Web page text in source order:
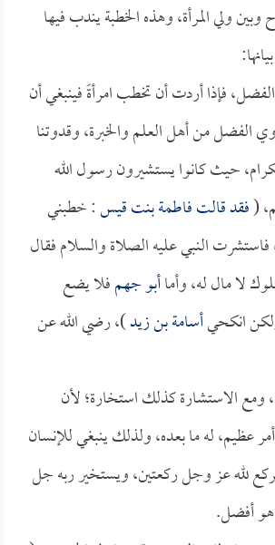
ولي المرأة، وهذه الخطبة يندب فيها
فإذا أردت أن تخطب امرأةً فينبغي أن
الفضل من أهل العلم والخبرة، وقدوتنا
حيث كانوا يستشيرون رسول الله
(فقد قالتفاطمة بنت قيس: خطبني
فاستشرت النبي عليه الصلاة والسلام فقال
لا مال له، وأماأبو جهمفلا يضع
انكحيأسامة بن زيد)، رضي الله عن
ومع الاستشارة كذلك استخارة؛ لأن
عظيم، له ما بعده، ولذلك ينبغي للإنسان
لله عز وجل ركعتين، ويستخير ربه جل
هو أفضل.